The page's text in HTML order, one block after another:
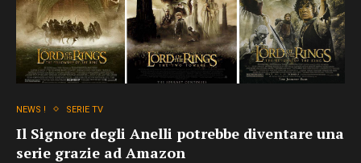
NEWS ! SERIE TV
Il Signore degli Anelli potrebbe diventare una
serie grazie ad Amazon